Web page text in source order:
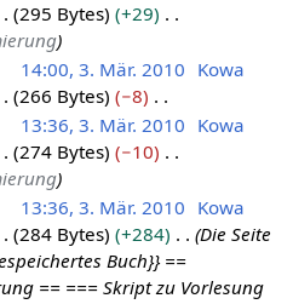
295 Bytes
+29
14:00, 3. Mär. 2010 Kowa
266 Bytes
−8
13:36, 3. Mär. 2010 Kowa
274 Bytes
−10
13:36, 3. Mär. 2010 Kowa
284 Bytes +284
Die Seite
Buch}} ==
== === Skript zu Vorlesung